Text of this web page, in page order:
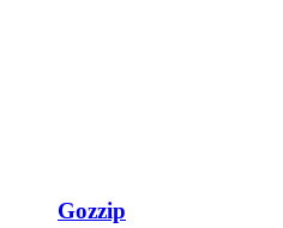
Gozzip